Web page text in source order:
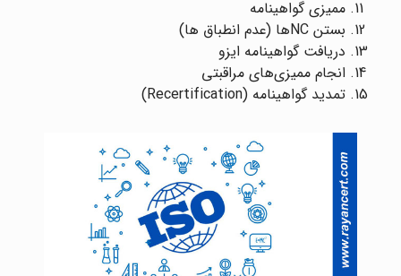
ممیزی گواهینامه
بستن NC‌ها (عدم انطباق ها)
دریافت گواهینامه ایزو
انجام ممیزی‌های مراقبتی
تمدید گواهینامه (Recertification)